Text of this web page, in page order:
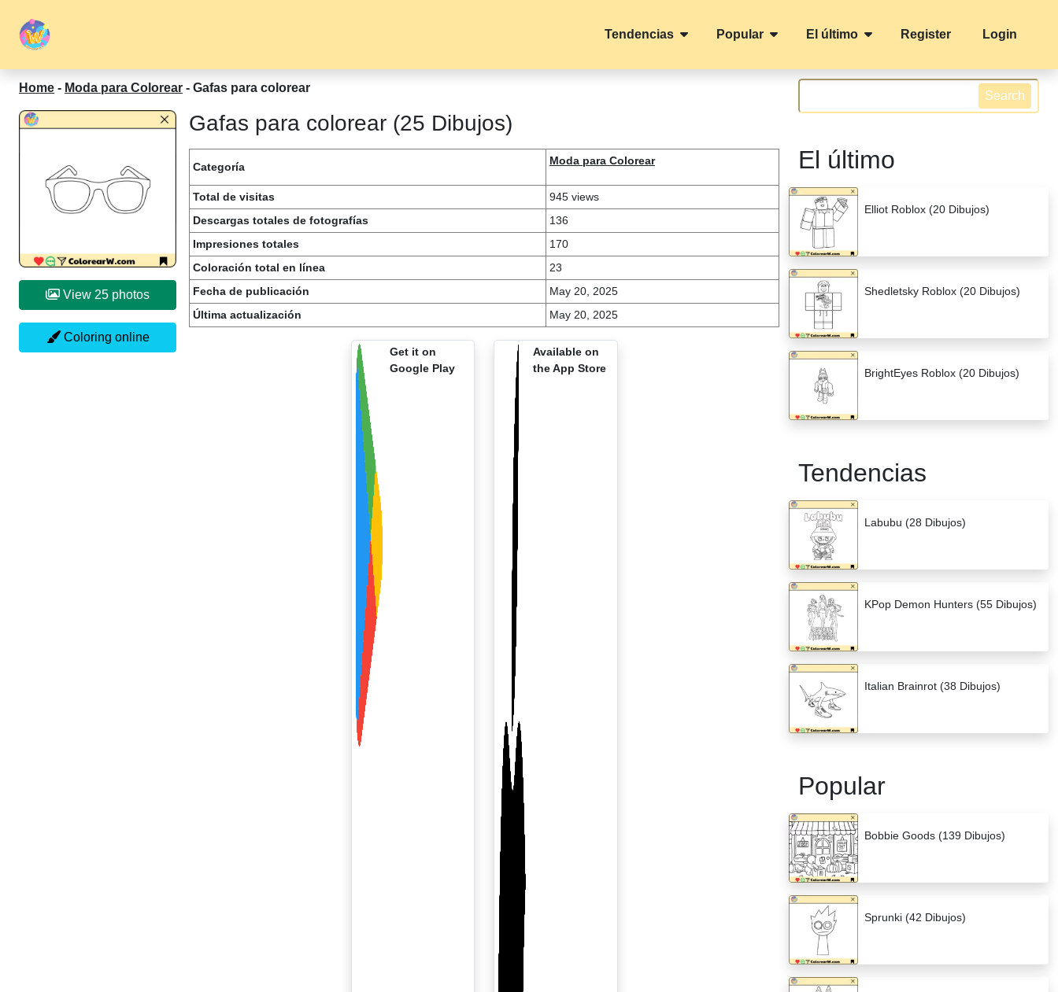
Tendencias Popular El último Register Login
Home - Moda para Colorear - Gafas para colorear
View 25 photos
Coloring online
Gafas para colorear (25 Dibujos)
Categoría Moda para Colorear
Total de visitas
945 views
Descargas totales de fotografías
136
Impresiones totales
170
Coloración total en línea
23
Fecha de publicación
May 20, 2025
Última actualización
May 20, 2025
Get it on
Google Play
Available on
the App Store
Search
El último
Elliot Roblox (20 Dibujos)
Shedletsky Roblox (20 Dibujos)
BrightEyes Roblox (20 Dibujos)
Tendencias
Labubu (28 Dibujos)
KPop Demon Hunters (55 Dibujos)
Italian Brainrot (38 Dibujos)
Popular
Bobbie Goods (139 Dibujos)
Sprunki (42 Dibujos)